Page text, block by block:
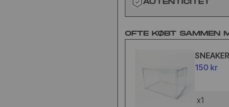
AUTENTICITET
OFTE KØBT SAMMEN
150 kr
x1